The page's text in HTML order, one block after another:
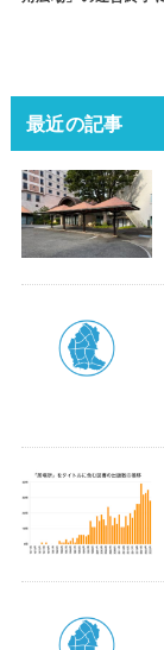
最近の記事